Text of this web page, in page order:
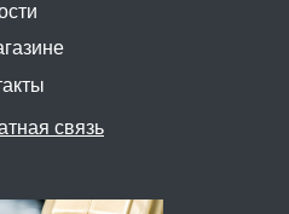
связь